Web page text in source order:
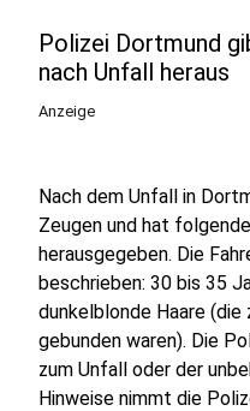
Polizei Dortmund
nach Unfall heraus
Anzeige
Nach dem Unfall in
Zeugen und hat
herausgegeben. Die
beschrieben: 30 bis 35
dunkelblonde Haare
gebunden waren). Die
zum Unfall oder der
Hinweise nimmt die